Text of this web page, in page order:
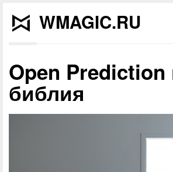
WMAGIC.RU
Open Prediction
библия